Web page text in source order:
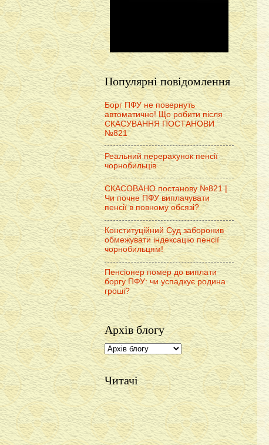
Популярні повідомлення
Борг ПФУ не повернуть
автоматично! Що робити після
СКАСУВАННЯ ПОСТАНОВИ
№821
Реальний перерахунок пенсії
чорнобильців
СКАСОВАНО постанову №821 |
Чи почне ПФУ виплачувати
пенсії в повному обсязі?
Конституційний Суд заборонив
обмежувати індексацію пенсії
чорнобильцям!
Пенсіонер помер до виплати
боргу ПФУ: чи успадкує родина
гроші?
Архів блогу
Читачі